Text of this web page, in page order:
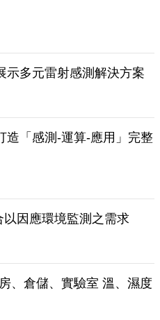
示多元雷射感測解決方案
造「感測-運算-應用」完整
因應環境監測之需求
、倉儲、實驗室 溫、濕度